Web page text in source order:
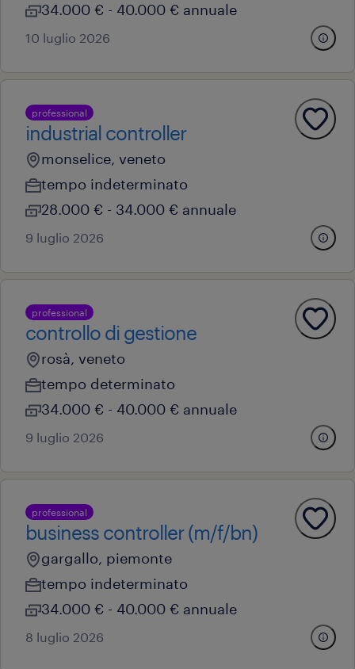
34.000 € - 40.000 € annuale
10 luglio 2026
professional
industrial controller
monselice, veneto
tempo indeterminato
28.000 € - 34.000 € annuale
9 luglio 2026
professional
controllo di gestione
rosà, veneto
tempo determinato
34.000 € - 40.000 € annuale
9 luglio 2026
professional
business controller (m/f/bn)
gargallo, piemonte
tempo indeterminato
34.000 € - 40.000 € annuale
8 luglio 2026